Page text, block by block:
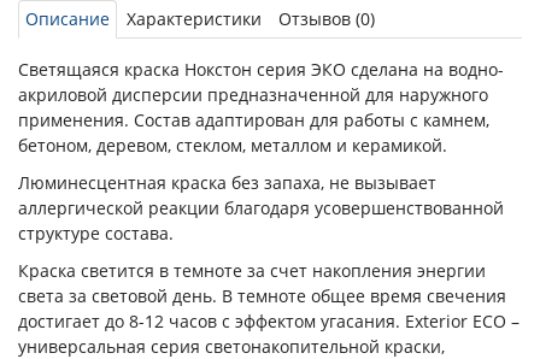
Описание Характеристики Отзывов (0)
Светящаяся краска Нокстон серия ЭКО сделана на водно-
акриловой дисперсии предназначенной для наружного
применения. Состав адаптирован для работы с камнем,
бетоном, деревом, стеклом, металлом и керамикой.
Люминесцентная краска без запаха, не вызывает
аллергической реакции благодаря усовершенствованной
структуре состава.
Краска светится в темноте за счет накопления энергии
света за световой день. В темноте общее время свечения
достигает до 8-12 часов с эффектом угасания. Exterior ECO –
универсальная серия светонакопительной краски,